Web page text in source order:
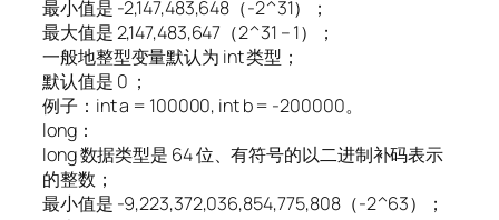
最小值是 -2,147,483,648（-2^31）；
最大值是 2,147,483,647（2^31 – 1）；
一般地整型变量默认为 int 类型；
默认值是 0 ；
例子：int a = 100000, int b = -200000。
long：
long 数据类型是 64 位、有符号的以二进制补码表示
的整数；
最小值是 -9,223,372,036,854,775,808（-2^63）；